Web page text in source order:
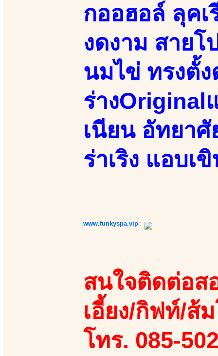
กออฮอล์ ลุคเ
งดงาม สาย
นมไข่ ทรงตั้ง
ร่างOriginal
เนียน อัทยา
ร่าเริง แอบเ
www.funkyspa.vip
สนใจติดต่อส
เอี้ยง/กิฟท์/ส้
โทร. 085-